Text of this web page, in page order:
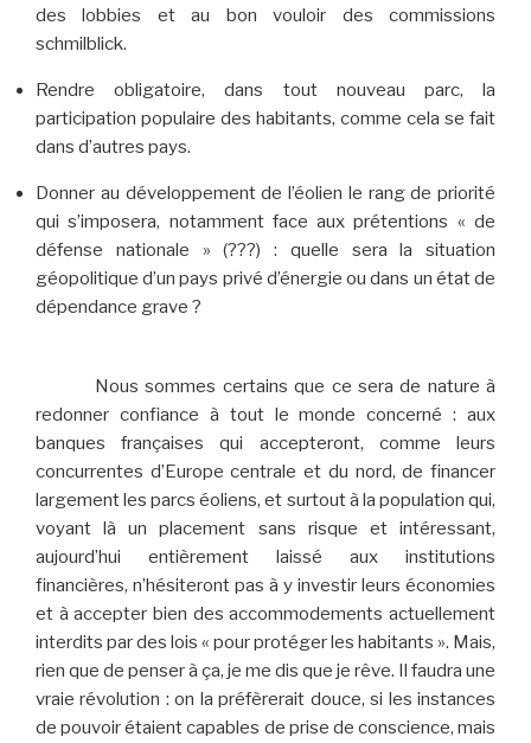
des lobbies et au bon vouloir des commissions
schmilblick.
Rendre obligatoire, dans tout nouveau parc, la
participation populaire des habitants, comme cela se fait
dans d’autres pays.
Donner au développement de l’éolien le rang de priorité
qui s’imposera, notamment face aux prétentions « de
défense nationale » (???) : quelle sera la situation
géopolitique d’un pays privé d’énergie ou dans un état de
dépendance grave ?
Nous sommes certains que ce sera de nature à
redonner confiance à tout le monde concerné : aux
banques françaises qui accepteront, comme leurs
concurrentes d’Europe centrale et du nord, de financer
largement les parcs éoliens, et surtout à la population qui,
voyant là un placement sans risque et intéressant,
aujourd’hui entièrement laissé aux institutions
financières, n’hésiteront pas à y investir leurs économies
et à accepter bien des accommodements actuellement
interdits par des lois « pour protéger les habitants ». Mais,
rien que de penser à ça, je me dis que je rêve. Il faudra une
vraie révolution : on la préfèrerait douce, si les instances
de pouvoir étaient capables de prise de conscience, mais